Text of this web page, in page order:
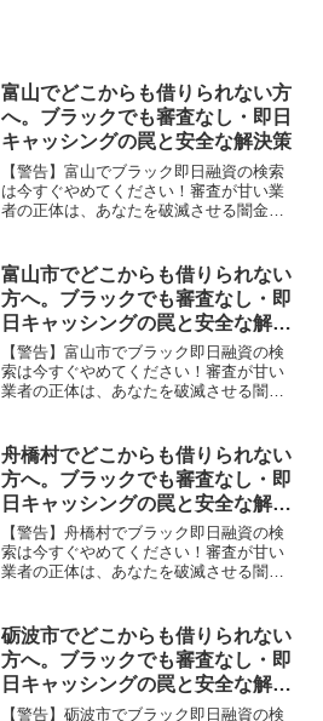
富山でどこからも借りられない方
へ。ブラックでも審査なし・即日
キャッシングの罠と安全な解決策
【警告】富山でブラック即日融資の検索
は今すぐやめてください！審査が甘い業
者の正体は、あなたを破滅させる闇金で
違法業者を避け、借金地獄から抜け出し
た方々の実体験と確実な解決策を完全公
開。
富山市でどこからも借りられない
方へ。ブラックでも審査なし・即
日キャッシングの罠と安全な解決
策
【警告】富山市でブラック即日融資の検
索は今すぐやめてください！審査が甘い
業者の正体は、あなたを破滅させる闇金
市で違法業者を避け、借金地獄から抜け
出した方々の実体験と確実な解決策を完
全公開。
舟橋村でどこからも借りられない
方へ。ブラックでも審査なし・即
日キャッシングの罠と安全な解決
策
【警告】舟橋村でブラック即日融資の検
索は今すぐやめてください！審査が甘い
業者の正体は、あなたを破滅させる闇金
村で違法業者を避け、借金地獄から抜け
出した方々の実体験と確実な解決策を完
全公開。
砺波市でどこからも借りられない
方へ。ブラックでも審査なし・即
日キャッシングの罠と安全な解決
策
【警告】砺波市でブラック即日融資の検